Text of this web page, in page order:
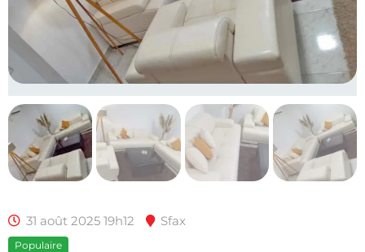
31 août 2025 19h12 Sfax
Populaire